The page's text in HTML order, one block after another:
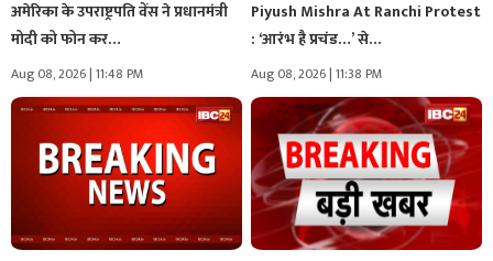
अमेरिका के उपराष्ट्रपति वेंस ने प्रधानमंत्री
मोदी को फोन कर…
Aug 08, 2026 | 11:48 PM
Piyush Mishra At Ranchi Protest
: ‘आरंभ है प्रचंड…’ से…
Aug 08, 2026 | 11:38 PM